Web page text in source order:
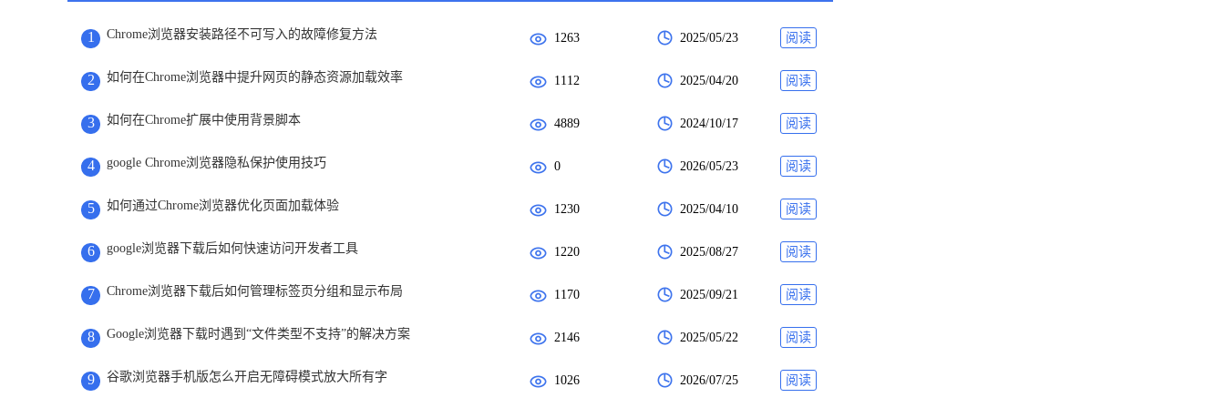
1 Chrome浏览器安装路径不可写入的故障修复方法 1263 2025/05/23 阅读
2 如何在Chrome浏览器中提升网页的静态资源加载效率 1112 2025/04/20 阅读
3 如何在Chrome扩展中使用背景脚本 4889 2024/10/17 阅读
4 google Chrome浏览器隐私保护使用技巧 0 2026/05/23 阅读
5 如何通过Chrome浏览器优化页面加载体验 1230 2025/04/10 阅读
6 google浏览器下载后如何快速访问开发者工具 1220 2025/08/27 阅读
7 Chrome浏览器下载后如何管理标签页分组和显示布局 1170 2025/09/21 阅读
8 Google浏览器下载时遇到“文件类型不支持”的解决方案 2146 2025/05/22 阅读
9 谷歌浏览器手机版怎么开启无障碍模式放大所有字 1026 2026/07/25 阅读